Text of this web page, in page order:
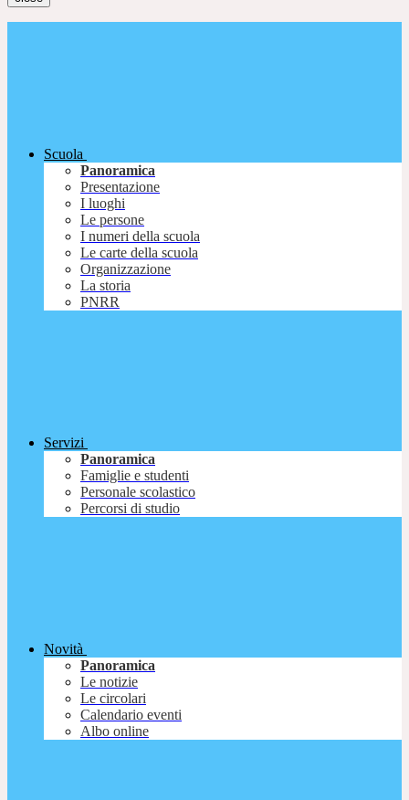
Scuola
Panoramica
Presentazione
I luoghi
Le persone
I numeri della scuola
Le carte della scuola
Organizzazione
La storia
PNRR
Servizi
Panoramica
Famiglie e studenti
Personale scolastico
Percorsi di studio
Novità
Panoramica
Le notizie
Le circolari
Calendario eventi
Albo online